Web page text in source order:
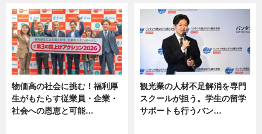
物価高の社会に挑む！福利厚
生がもたらす従業員・企業・
社会への恩恵と可能…
観光業の人材不足解消を専門
スクールが担う。学生の留学
サポートも行うバン…